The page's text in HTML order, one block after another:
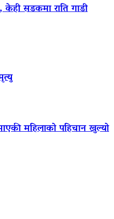
केही सडकमा राति गाडी
महिलाको पहिचान खुल्यो